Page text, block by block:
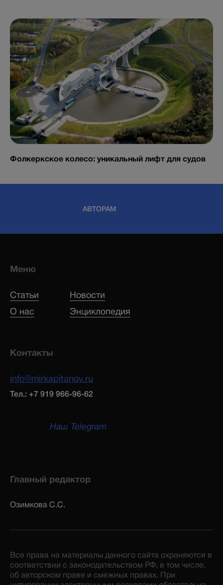
Фолкеркское колесо: уникальный лифт для судов
АВТОРАМ
Меню
Статьи
Новости
О нас
Энциклопедия
Контакты
info@mirkapitanov.ru
Тел.: +7 919 966-96-62
Наш Telegram
Главный редактор
Озимкова С.С.
Все права на материалы данного сайта охраняются в
соответствии с законодательством РФ, в том числе,
об авторском праве и смежных правах. При